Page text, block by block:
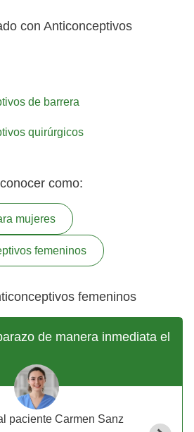
con Anticonceptivos
de barrera
quirúrgicos
como:
mujeres
femeninos
femeninos
de manera inmediata el
paciente Carmen Sanz